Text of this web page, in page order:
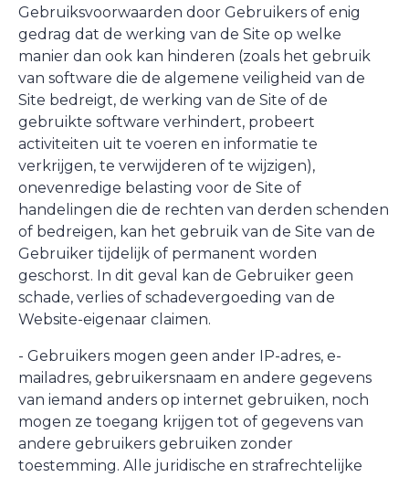
Gebruiksvoorwaarden door Gebruikers of enig
gedrag dat de werking van de Site op welke
manier dan ook kan hinderen (zoals het gebruik
van software die de algemene veiligheid van de
Site bedreigt, de werking van de Site of de
gebruikte software verhindert, probeert
activiteiten uit te voeren en informatie te
verkrijgen, te verwijderen of te wijzigen),
onevenredige belasting voor de Site of
handelingen die de rechten van derden schenden
of bedreigen, kan het gebruik van de Site van de
Gebruiker tijdelijk of permanent worden
geschorst. In dit geval kan de Gebruiker geen
schade, verlies of schadevergoeding van de
Website-eigenaar claimen.
- Gebruikers mogen geen ander IP-adres, e-
mailadres, gebruikersnaam en andere gegevens
van iemand anders op internet gebruiken, noch
mogen ze toegang krijgen tot of gegevens van
andere gebruikers gebruiken zonder
toestemming. Alle juridische en strafrechtelijke